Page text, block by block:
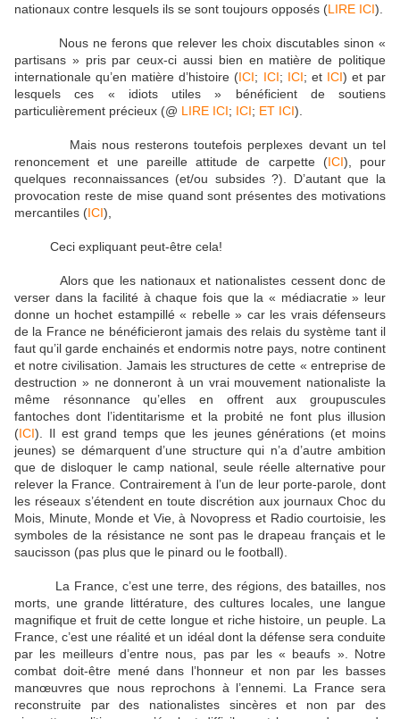
nationaux contre lesquels ils se sont toujours opposés (LIRE ICI).
Nous ne ferons que relever les choix discutables sinon «
partisans » pris par ceux-ci aussi bien en matière de politique
internationale qu’en matière d’histoire (ICI; ICI; ICI; et ICI) et par
lesquels ces « idiots utiles » bénéficient de soutiens
particulièrement précieux (@ LIRE ICI; ICI; ET ICI).
Mais nous resterons toutefois perplexes devant un tel
renoncement et une pareille attitude de carpette (ICI), pour
quelques reconnaissances (et/ou subsides ?). D’autant que la
provocation reste de mise quand sont présentes des motivations
mercantiles (ICI),
Ceci expliquant peut-être cela!
Alors que les nationaux et nationalistes cessent donc de
verser dans la facilité à chaque fois que la « médiacratie » leur
donne un hochet estampillé « rebelle » car les vrais défenseurs
de la France ne bénéficieront jamais des relais du système tant il
faut qu’il garde enchainés et endormis notre pays, notre continent
et notre civilisation. Jamais les structures de cette « entreprise de
destruction » ne donneront à un vrai mouvement nationaliste la
même résonnance qu’elles en offrent aux groupuscules
fantoches dont l’identitarisme et la probité ne font plus illusion
(ICI). Il est grand temps que les jeunes générations (et moins
jeunes) se démarquent d’une structure qui n’a d’autre ambition
que de disloquer le camp national, seule réelle alternative pour
relever la France. Contrairement à l’un de leur porte-parole, dont
les réseaux s’étendent en toute discrétion aux journaux Choc du
Mois, Minute, Monde et Vie, à Novopress et Radio courtoisie, les
symboles de la résistance ne sont pas le drapeau français et le
saucisson (pas plus que le pinard ou le football).
La France, c’est une terre, des régions, des batailles, nos
morts, une grande littérature, des cultures locales, une langue
magnifique et fruit de cette longue et riche histoire, un peuple. La
France, c’est une réalité et un idéal dont la défense sera conduite
par les meilleurs d’entre nous, pas par les « beaufs ». Notre
combat doit-être mené dans l’honneur et non par les basses
manœuvres que nous reprochons à l’ennemi. La France sera
reconstruite par des nationalistes sincères et non par des